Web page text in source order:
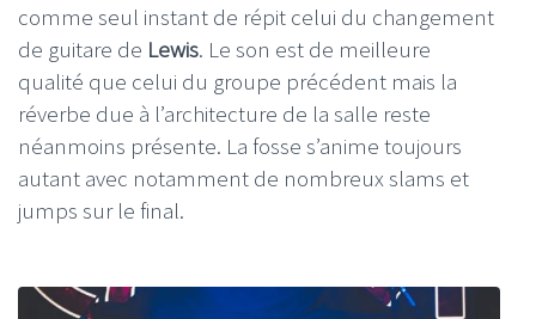
comme seul instant de répit celui du changement
de guitare de Lewis. Le son est de meilleure
qualité que celui du groupe précédent mais la
réverbe due à l’architecture de la salle reste
néanmoins présente. La fosse s’anime toujours
autant avec notamment de nombreux slams et
jumps sur le final.